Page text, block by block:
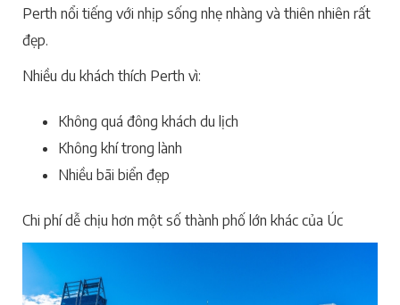
Perth nổi tiếng với nhịp sống nhẹ nhàng và thiên nhiên rất
đẹp.
Nhiều du khách thích Perth vì:
Không quá đông khách du lịch
Không khí trong lành
Nhiều bãi biển đẹp
Chi phí dễ chịu hơn một số thành phố lớn khác của Úc